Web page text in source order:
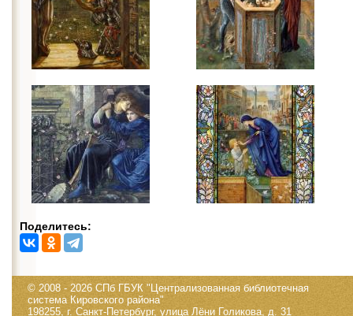
Поделитесь:
© 2008 - 2026 СПб ГБУК "Централизованная библиотечная
система Кировского района"
198255, г. Санкт-Петербург, улица Лёни Голикова, д. 31